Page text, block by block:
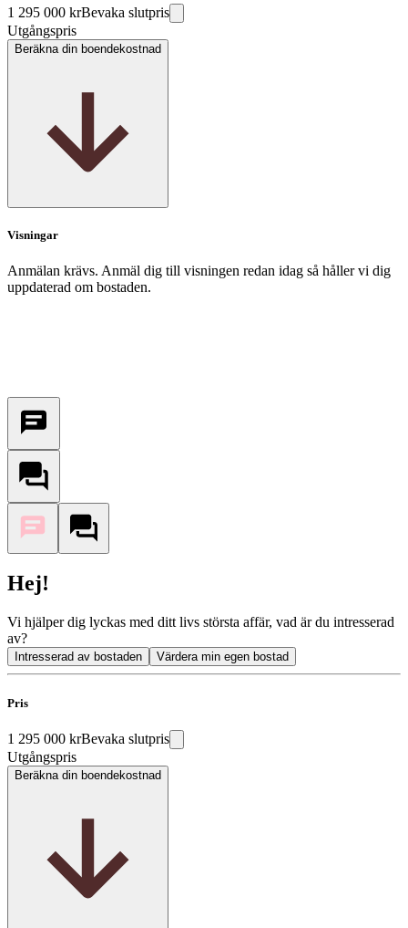
1 295 000 krBevaka slutpris
Utgångspris
Beräkna din boendekostnad
Visningar
Anmälan krävs. Anmäl dig till visningen redan idag så håller vi dig
uppdaterad om bostaden.
Hej!
Vi hjälper dig lyckas med ditt livs största affär, vad är du intresserad
av?
Intresserad av bostaden Värdera min egen bostad
Pris
1 295 000 krBevaka slutpris
Utgångspris
Beräkna din boendekostnad